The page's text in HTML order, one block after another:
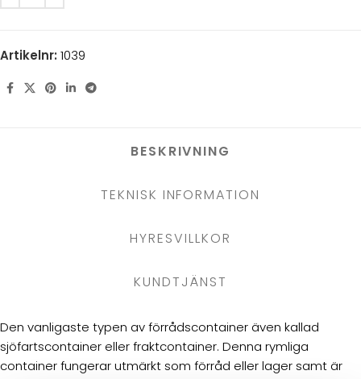
Artikelnr: 1039
BESKRIVNING
TEKNISK INFORMATION
HYRESVILLKOR
KUNDTJÄNST
Den vanligaste typen av förrådscontainer även kallad
sjöfartscontainer eller fraktcontainer. Denna rymliga
container fungerar utmärkt som förråd eller lager samt är